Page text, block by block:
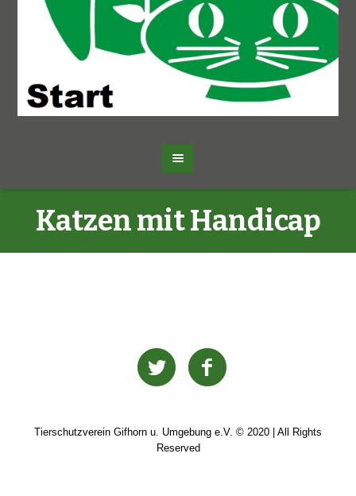
Katzen mit Handicap
Tierschutzverein Gifhorn u. Umgebung e.V. © 2020 | All Rights
Reserved